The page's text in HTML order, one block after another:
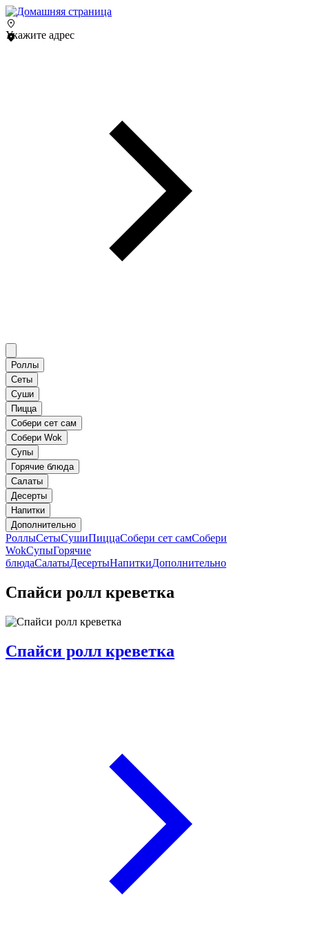
Укажите адрес
Роллы
Сеты
Суши
Пицца
Собери сет сам
Собери Wok
Супы
Горячие блюда
Салаты
Десерты
Напитки
Дополнительно
РоллыСетыСушиПиццаСобери сет самСобери
WokСупыГорячие
блюдаСалатыДесертыНапиткиДополнительно
Спайси ролл креветка
Спайси ролл креветка